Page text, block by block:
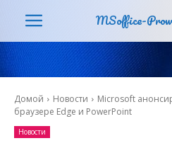
MSoffice-
Домой Новости
Microsoft
браузере Edge и PowerPoint
Новости